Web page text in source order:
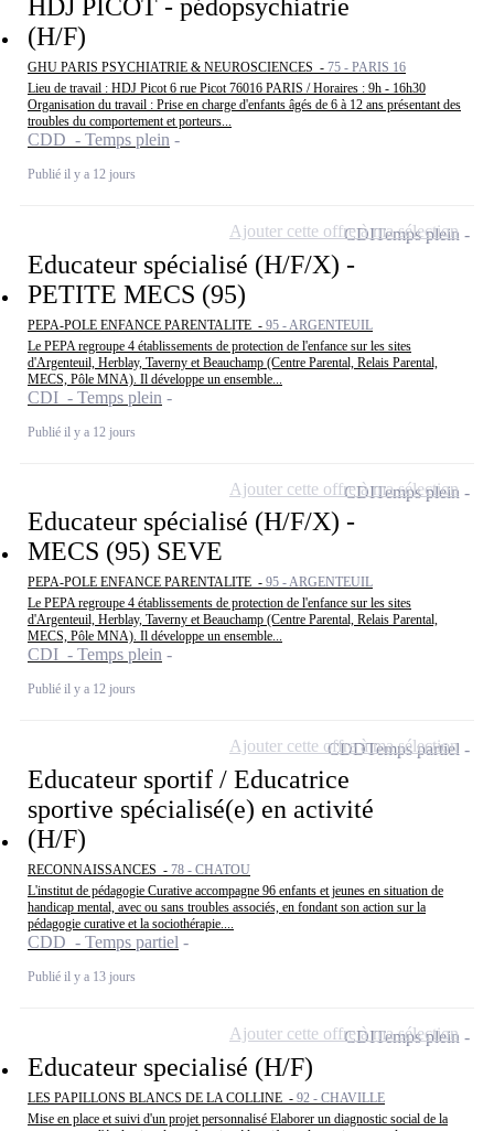
HDJ PICOT - pédopsychiatrie
(H/F)
GHU PARIS PSYCHIATRIE & NEUROSCIENCES - 75 - PARIS 16
Lieu de travail : HDJ Picot 6 rue Picot 76016 PARIS / Horaires : 9h - 16h30
Organisation du travail : Prise en charge d'enfants âgés de 6 à 12 ans présentant des
troubles du comportement et porteurs...
CDD - Temps plein
Publié il y a 12 jours
Educateur spécialisé (H/F/X) -
PETITE MECS (95)
PEPA-POLE ENFANCE PARENTALITE - 95 - ARGENTEUIL
Le PEPA regroupe 4 établissements de protection de l'enfance sur les sites
d'Argenteuil, Herblay, Taverny et Beauchamp (Centre Parental, Relais Parental,
MECS, Pôle MNA). Il développe un ensemble...
CDI - Temps plein
Publié il y a 12 jours
CDITemps plein
Ajouter cette offre à ma sélection
Educateur spécialisé (H/F/X) -
MECS (95) SEVE
PEPA-POLE ENFANCE PARENTALITE - 95 - ARGENTEUIL
Le PEPA regroupe 4 établissements de protection de l'enfance sur les sites
d'Argenteuil, Herblay, Taverny et Beauchamp (Centre Parental, Relais Parental,
MECS, Pôle MNA). Il développe un ensemble...
CDI - Temps plein
Publié il y a 12 jours
CDITemps plein
Ajouter cette offre à ma sélection
Educateur sportif / Educatrice
sportive spécialisé(e) en activité
(H/F)
RECONNAISSANCES - 78 - CHATOU
L'institut de pédagogie Curative accompagne 96 enfants et jeunes en situation de
handicap mental, avec ou sans troubles associés, en fondant son action sur la
pédagogie curative et la sociothérapie....
CDD - Temps partiel
Publié il y a 13 jours
CDDTemps partiel
Ajouter cette offre à ma sélection
Educateur specialisé (H/F)
LES PAPILLONS BLANCS DE LA COLLINE - 92 - CHAVILLE
Mise en place et suivi d'un projet personnalisé Elaborer un diagnostic social de la
CDITemps plein
Ajouter cette offre à ma sélection